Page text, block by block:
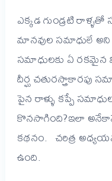
ఎక్కడ గుండ్రటి
మానవుల సమాధులే అని
సమాధులకు ఏ రకమైన
దీర్ఘ
పైన రాళ్ళు కప్పే
కొనసాగింది?ఇలా
కథనం. చరిత్ర
ఉంది.